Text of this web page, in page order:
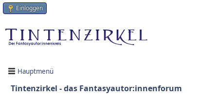
Einloggen
Hauptmenü
Tintenzirkel - das Fantasyautor:innenforum